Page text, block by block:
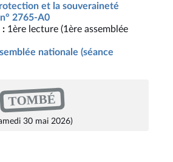
et la souveraineté
2765-A0
: 1ère lecture (1ère assemblée
nationale (séance
TOMBÉ
30 mai 2026)